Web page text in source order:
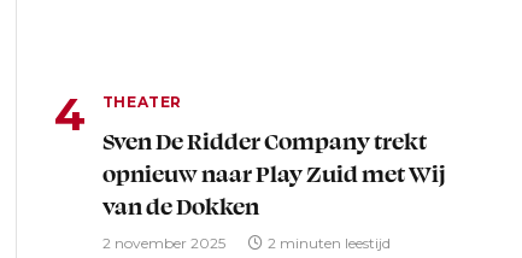
THEATER
Sven De Ridder Company trekt
opnieuw naar Play Zuid met Wij
van de Dokken
2 november 2025 2 minuten leestijd